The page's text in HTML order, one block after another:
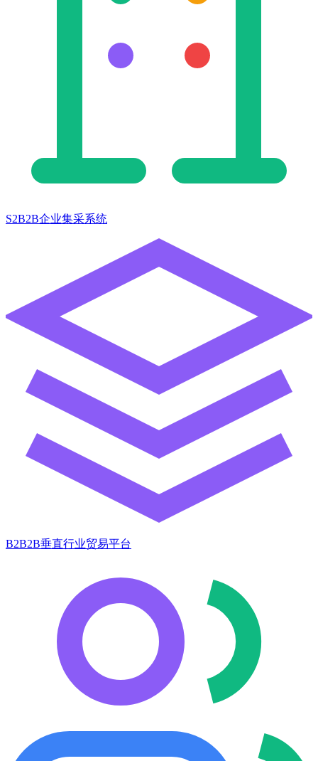
S2B2B企业集采系统
B2B2B垂直行业贸易平台